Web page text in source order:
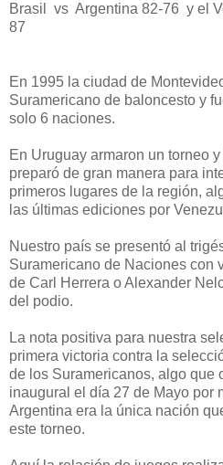
Brasil vs Argentina 82-76 y el
87
En 1995 la ciudad de
Suramericano de baloncesto y
solo 6 naciones.
En Uruguay armaron un torneo
preparó de gran manera para
primeros lugares de la región,
las últimas ediciones por
Nuestro país se presentó al
Suramericano de Naciones con
de Carl Herrera o Alexander
del podio.
La nota positiva para nuestra
primera victoria contra la
de los Suramericanos, algo que
inaugural el día 27 de Mayo por
Argentina era la única nación
este torneo.